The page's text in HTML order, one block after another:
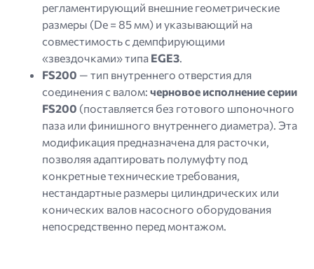
регламентирующий внешние геометрические
размеры (De = 85 мм) и указывающий на
совместимость с демпфирующими
«звездочками» типа EGE3.
FS200 — тип внутреннего отверстия для
соединения с валом: черновое исполнение серии
FS200 (поставляется без готового шпоночного
паза или финишного внутреннего диаметра). Эта
модификация предназначена для расточки,
позволяя адаптировать полумуфту под
конкретные технические требования,
нестандартные размеры цилиндрических или
конических валов насосного оборудования
непосредственно перед монтажом.